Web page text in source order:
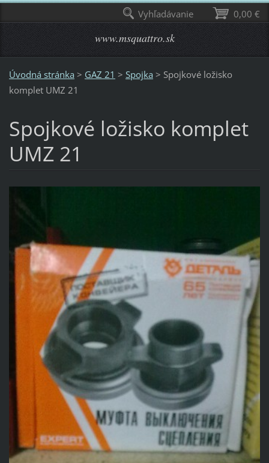
www.msquattro.sk
Úvodná stránka > GAZ 21 > Spojka > Spojkové ložisko
komplet UMZ 21
Spojkové ložisko komplet
UMZ 21
0,00 €
Vyhľadávanie